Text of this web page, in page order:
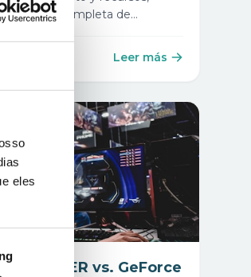
eles
completa de
Leer más
WONDER vs. GeForce